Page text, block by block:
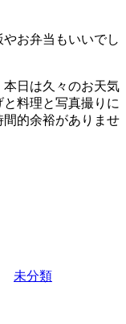
お弁当もいいでし
本日は久々のお天気
料理と写真撮りに
的余裕がありませ
未分類